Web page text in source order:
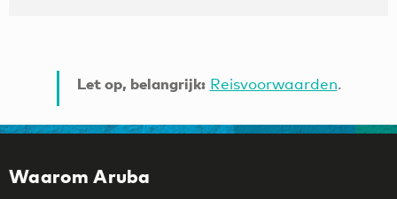
Let op, belangrijk: Reisvoorwaarden.
Waarom Aruba